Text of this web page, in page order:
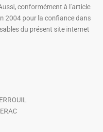
conformément à l’article
2004 pour la confiance dans
du présent site internet